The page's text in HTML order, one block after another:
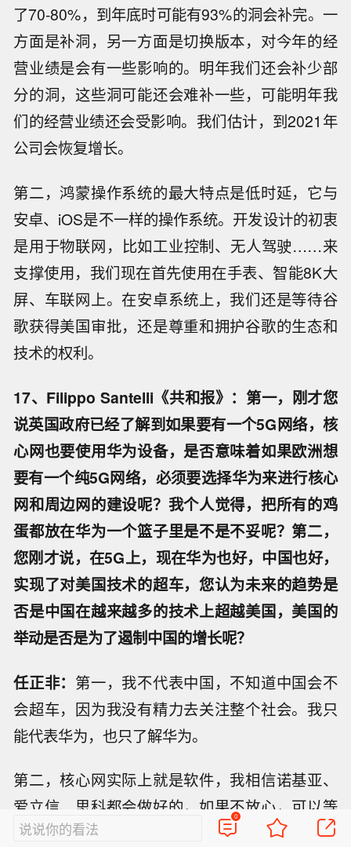
了70-80%，到年底时可能有93%的洞会补完。一
方面是补洞，另一方面是切换版本，对今年的经
营业绩是会有一些影响的。明年我们还会补少部
分的洞，这些洞可能还会难补一些，可能明年我
们的经营业绩还会受影响。我们估计，到2021年
公司会恢复增长。
第二，鸿蒙操作系统的最大特点是低时延，它与
安卓、iOS是不一样的操作系统。开发设计的初衷
是用于物联网，比如工业控制、无人驾驶……来
支撑使用，我们现在首先使用在手表、智能8K大
屏、车联网上。在安卓系统上，我们还是等待谷
歌获得美国审批，还是尊重和拥护谷歌的生态和
技术的权利。
17、Filippo Santelli《共和报》：第一，刚才您
说英国政府已经了解到如果要有一个5G网络，核
心网也要使用华为设备，是否意味着如果欧洲想
要有一个纯5G网络，必须要选择华为来进行核心
网和周边网的建设呢？我个人觉得，把所有的鸡
蛋都放在华为一个篮子里是不是不妥呢？第二，
您刚才说，在5G上，现在华为也好，中国也好，
实现了对美国技术的超车，您认为未来的趋势是
否是中国在越来越多的技术上超越美国，美国的
举动是否是为了遏制中国的增长呢？
任正非： 第一，我不代表中国，不知道中国会不
会超车，因为我没有精力去关注整个社会。我只
能代表华为，也只了解华为。
第二，核心网实际上就是软件，我相信诺基亚、
爱立信、思科都会做好的，如果不放心，可以等
一等，它们也能提供的。但是，鸡蛋放在两个篮
说说你的看法
0